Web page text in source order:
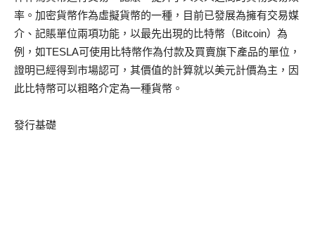
率。加密貨幣作為虛擬貨幣的一種，目前已發展為擁有交易媒
介、記賬單位兩項功能，以最先出現的比特幣（Bitcoin）為
例，如TESLA可使用比特幣作為付款及買賣旗下產品的單位，
證明已經得到市場認可，其價值的計算就以美元計價為主，因
此比特幣可以粗略介定為一種貨幣。
發行基礎